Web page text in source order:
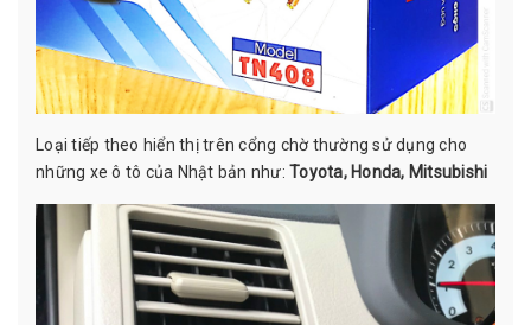
Loại tiếp theo hiển thị trên cổng chờ thường sử dụng cho
những xe ô tô của Nhật bản như: Toyota, Honda, Mitsubishi